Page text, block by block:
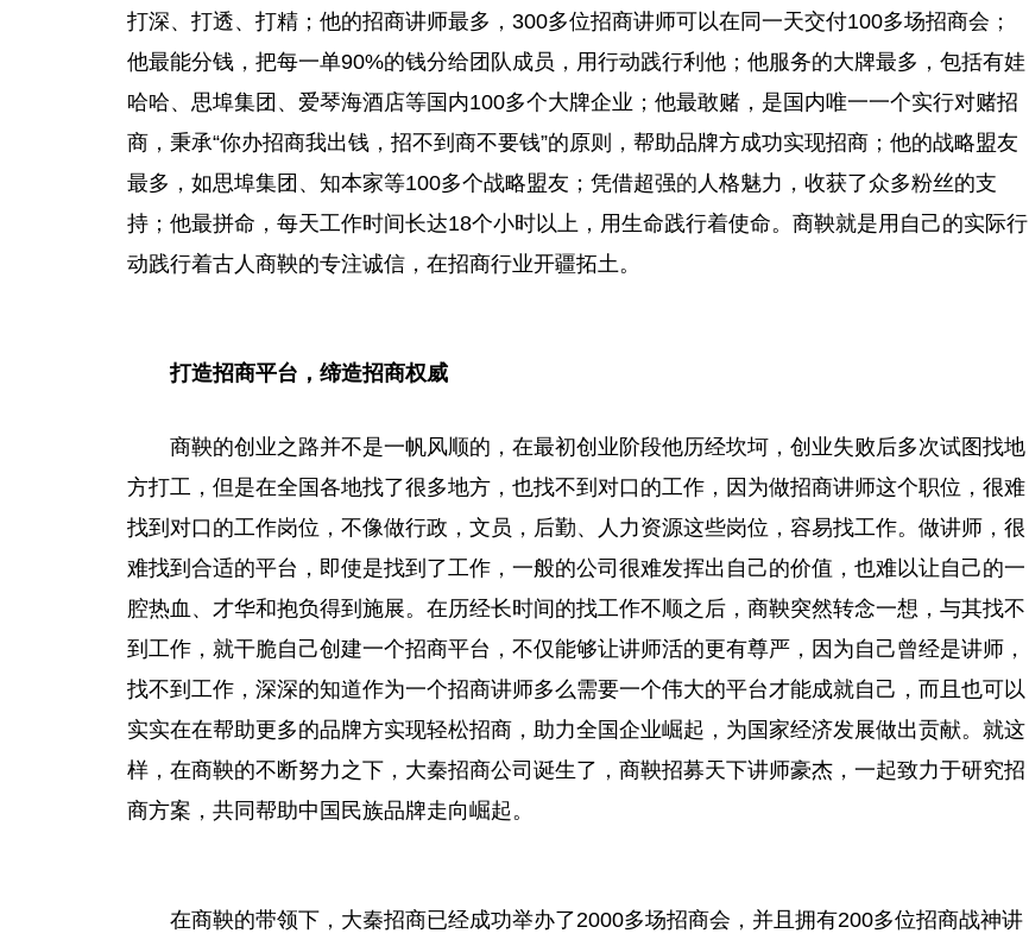
打深、打透、打精；他的招商讲师最多，300多位招商讲师可以在同一天交付100多场招商会；
他最能分钱，把每一单90%的钱分给团队成员，用行动践行利他；他服务的大牌最多，包括有娃
哈哈、思埠集团、爱琴海酒店等国内100多个大牌企业；他最敢赌，是国内唯一一个实行对赌招
商，秉承“你办招商我出钱，招不到商不要钱”的原则，帮助品牌方成功实现招商；他的战略盟友
最多，如思埠集团、知本家等100多个战略盟友；凭借超强的 人格魅力，收获了众多粉丝的支
持；他最拼命，每天工作时间长达18个小时以上，用生命践行着使命。商鞅就是用自己的实际行
动践行着古人商鞅的专注诚信，在招商行业开疆拓土。
打造招商平台，缔造招商权威
商鞅的创业之路并不是一帆风顺的，在最初创业阶段他历经坎坷，创业失败后多次试图找地
方打工，但是在全国各地找了很多地方，也找不到对口的工作，因为做招商讲师这个职位，很难
找到对口的工作岗位，不像做行政，文员，后勤、人力资源这些岗位，容易找工作。做讲师，很
难找到合适的平台，即使是找到了工作，一般的公司很难发挥出自己的价值，也难以让自己的一
腔热血、才华和抱负得到施展。在历经长时间的找工作不顺之后，商鞅突然转念一想，与其找不
到工作，就干脆自己创建一个招商平台，不仅能够让讲师活的更有尊严，因为自己曾经是讲师，
找不到工作，深深的知道作为一个招商讲师多么需要一个伟大的平台才能成就自己，而且也可以
实实在在帮助更多的品牌方实现轻松招商，助力全国企业崛起，为国家经济发展做出贡献。就这
样，在商鞅的不断努力之下，大秦招商公司诞生了，商鞅招募天下讲师豪杰，一起致力于研究招
商方案，共同帮助中国民族品牌走向崛起。
在商鞅的带领下，大秦招商已经成功举办了2000多场招商会，并且拥有200多位招商战神讲